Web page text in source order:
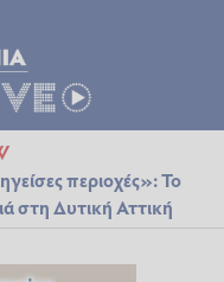
περιοχές»: Το
στη Δυτική Αττική